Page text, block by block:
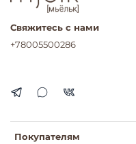
Покупателям
Свяжитесь с нами
+78005500286